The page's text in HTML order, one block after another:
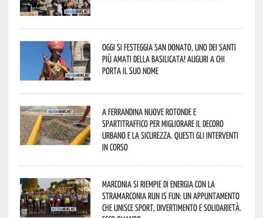
Oggi si festeggia San Donato, uno dei Santi
più amati della Basilicata! Auguri a chi
porta il suo nome
A Ferrandina nuove rotonde e
spartitraffico per migliorare il decoro
urbano e la sicurezza. Questi gli interventi
in corso
Marconia si riempie di energia con la
StraMarconia Run is Fun: un appuntamento
che unisce sport, divertimento e solidarietà.